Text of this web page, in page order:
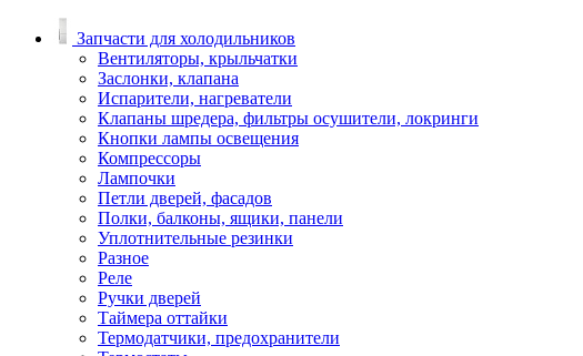
Запчасти для холодильников
Вентиляторы, крыльчатки
Заслонки, клапана
Испарители, нагреватели
Клапаны шредера, фильтры осушители, локринги
Кнопки лампы освещения
Компрессоры
Лампочки
Петли дверей, фасадов
Полки, балконы, ящики, панели
Уплотнительные резинки
Разное
Реле
Ручки дверей
Таймера оттайки
Термодатчики, предохранители